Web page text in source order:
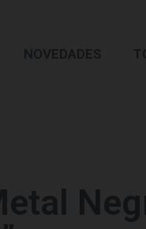
NOVEDADES